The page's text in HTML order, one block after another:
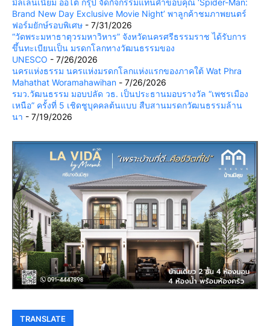
Brand New Day Exclusive Movie Night’ พาลูกค้าชมภาพยนตร์
ฟอร์มยักษ์รอบพิเศษ - 7/31/2026
“วัดพระมหาธาตุวรมหาวิหาร” จังหวัดนครศรีธรรมราช ได้รับการ
ขึ้นทะเบียนเป็น มรดกโลกทางวัฒนธรรมของ
UNESCO - 7/26/2026
นครแห่งธรรม นครแห่งมรดกโลกแห่งแรกของภาคใต้ Wat Phra
Mahathat Woramahawihan - 7/26/2026
รมว.วัฒนธรรม มอบปลัด วธ. เป็นประธานมอบรางวัล “เพชรเมือง
เหนือ” ครั้งที่ 5 เชิดชูบุคคลต้นแบบ สืบสานมรดกวัฒนธรรมล้าน
นา - 7/19/2026
TRANSLATE